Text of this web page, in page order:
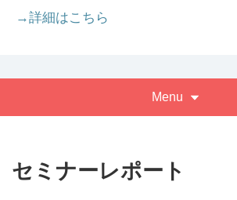
→詳細はこちら
Menu
セミナーレポート